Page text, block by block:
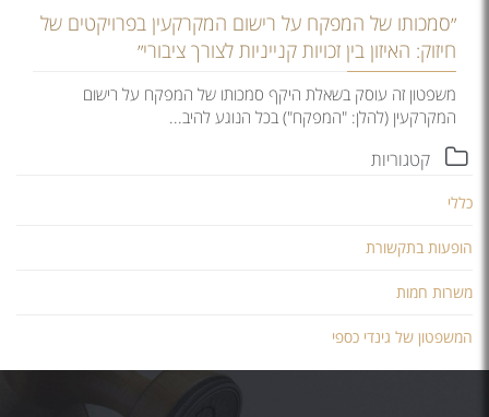
״סמכותו של המפקח על רישום המקרקעין בפרויקטים של
חיזוק: האיזון בין זכויות קנייניות לצורך ציבורי״
משפטון זה עוסק בשאלת היקף סמכותו של המפקח על רישום
המקרקעין (להלן: "המפקח") בכל הנוגע להיב...
קטגוריות
כללי
הופעות בתקשורת
משרות חמות
המשפטון של גינדי כספי